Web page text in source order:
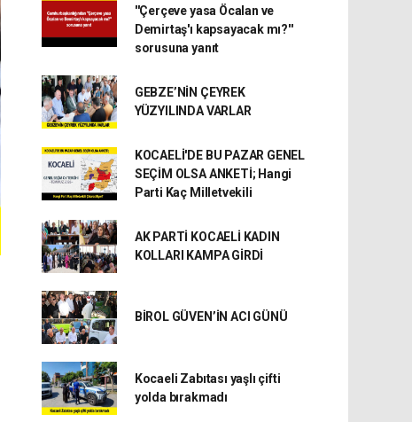
''Çerçeve yasa Öcalan ve
Demirtaş'ı kapsayacak mı?''
sorusuna yanıt
GEBZE’NİN ÇEYREK
YÜZYILINDA VARLAR
KOCAELİ'DE BU PAZAR GENEL
SEÇİM OLSA ANKETİ; Hangi
Parti Kaç Milletvekili
AK PARTİ KOCAELİ KADIN
KOLLARI KAMPA GİRDİ
BİROL GÜVEN’İN ACI GÜNÜ
Kocaeli Zabıtası yaşlı çifti
yolda bırakmadı